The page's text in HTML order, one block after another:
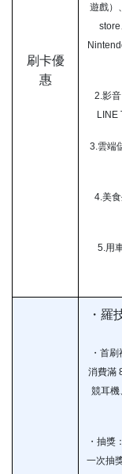
刷卡優
惠
遊戲）
store
2.影
LINE
3.雲端
4.美
5.用
・羅
・首
消費滿
競耳機
・抽獎
一次抽